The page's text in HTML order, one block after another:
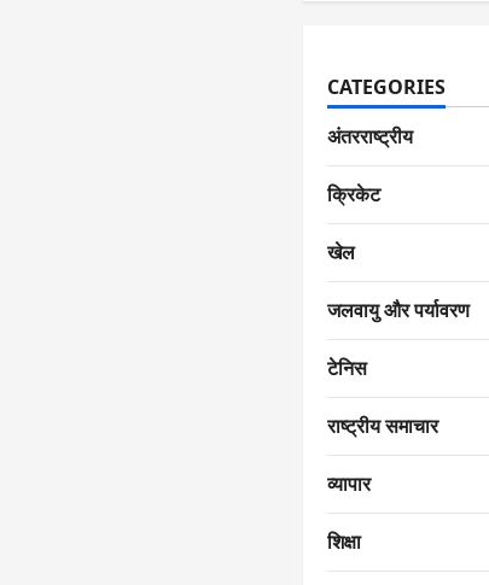
CATEGORIES
अंतरराष्ट्रीय
क्रिकेट
खेल
जलवायु और पर्यावरण
टेनिस
राष्ट्रीय समाचार
व्यापार
शिक्षा